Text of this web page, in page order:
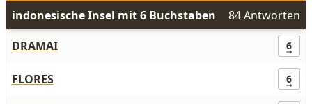
indonesische Insel mit 6 Buchstaben
84 Antworten
DRAMAI
6
FLORES 6